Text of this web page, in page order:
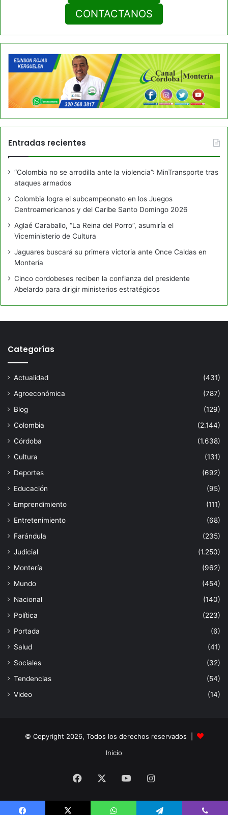
CONTACTANOS
Entradas recientes
“Colombia no se arrodilla ante la violencia”: MinTransporte tras
ataques armados
Colombia logra el subcampeonato en los Juegos
Centroamericanos y del Caribe Santo Domingo 2026
Aglaé Caraballo, “La Reina del Porro”, asumiría el
Viceministerio de Cultura
Jaguares buscará su primera victoria ante Once Caldas en
Montería
Cinco cordobeses reciben la confianza del presidente
Abelardo para dirigir ministerios estratégicos
Categorías
Actualidad
(431)
Agroeconómica
(787)
Blog
(129)
Colombia
(2.144)
Córdoba
(1.638)
Cultura
(131)
Deportes
(692)
Educación
(95)
Emprendimiento
(111)
Entretenimiento
(68)
Farándula
(235)
Judicial
(1.250)
Montería
(962)
Mundo
(454)
Nacional
(140)
Política
(223)
Portada
(6)
Salud
(41)
Sociales
(32)
Tendencias
(54)
Video
(14)
© Copyright 2026, Todos los derechos reservados |
Inicio
Facebook YouTubeInstagram